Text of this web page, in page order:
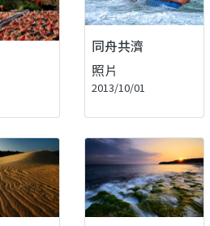
同舟共濟
照片
2013/10/01